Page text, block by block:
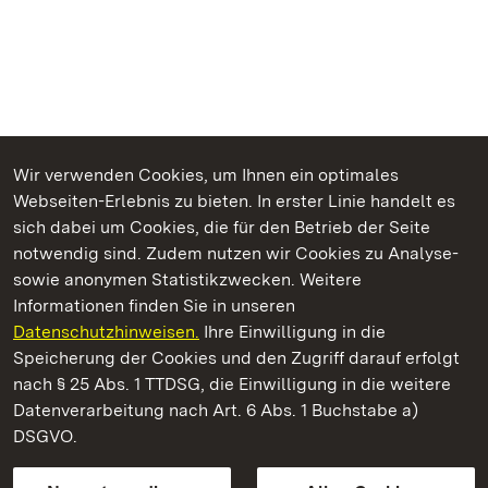
Wir verwenden Cookies, um Ihnen ein optimales
Webseiten-Erlebnis zu bieten. In erster Linie handelt es
sich dabei um Cookies, die für den Betrieb der Seite
notwendig sind. Zudem nutzen wir Cookies zu Analyse-
sowie anonymen Statistikzwecken. Weitere
Informationen finden Sie in unseren
Datenschutzhinweisen. Ihre Einwilligung in die
Speicherung der Cookies und den Zugriff darauf erfolgt
nach § 25 Abs. 1 TTDSG, die Einwilligung in die weitere
Datenverarbeitung nach Art. 6 Abs. 1 Buchstabe a)
DSGVO.
Kommen. Staunen. Genießen.
Schloss Solitude
Staatliche Schlösser und Gärten Baden-Württemberg
Kontakt
GebärdenspracheLeichte Sprache